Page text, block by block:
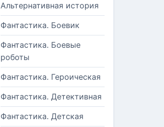
Альтернативная история
Фантастика. Боевик
Фантастика. Боевые
роботы
Фантастика. Героическая
Фантастика. Детективная
Фантастика. Детская